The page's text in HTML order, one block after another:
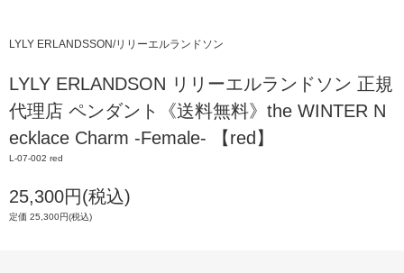
LYLY ERLANDSSON/リリーエルランドソン
LYLY ERLANDSON リリーエルランドソン 正規
代理店 ペンダント《送料無料》the WINTER N
ecklace Charm -Female- 【red】
L-07-002 red
25,300円(税込)
定価 25,300円(税込)